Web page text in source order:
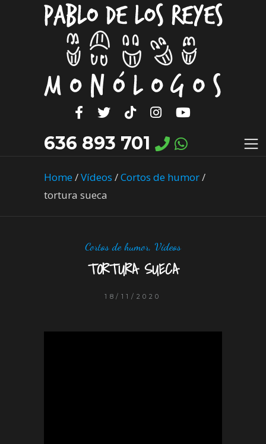
636 893 701
Home/Vídeos /Cortos de humor/
tortura sueca
Cortos de humor, Vídeos
TORTURA SUECA
18/11/2020